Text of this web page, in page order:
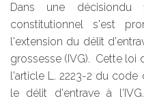
Dans une
constitutionnel s'est
l'extension du délit
grossesse (IVG). Cette loi
l'article L. 2223-2 du
le délit d'entrave à